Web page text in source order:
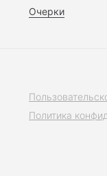
Очерки
Политика